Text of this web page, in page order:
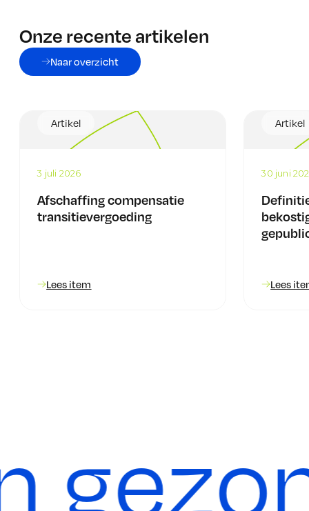
Onze recente artikelen
Naar overzicht
Artikel
3 juli 2026
Afschaffing compensatie
transitievergoeding
Lees item
Artikel
30 juni
Lees